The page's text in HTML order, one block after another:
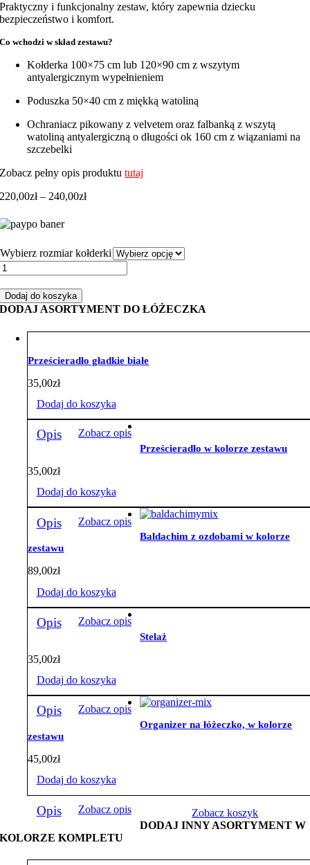
Praktyczny i funkcjonalny zestaw, który zapewnia dziecku
bezpieczeństwo i komfort.
Co wchodzi w skład zestawu?
Kołderka 100×75 cm lub 120×90 cm z wszytym
antyalergicznym wypełnieniem
Poduszka 50×40 cm z miękką watoliną
Ochraniacz pikowany z velvetem oraz falbanką z wszytą
watoliną antyalergiczną o długości ok 160 cm z wiązaniami na
szczebelki
Zobacz pełny opis produktututaj
220,00zł – 240,00złZakres
240,00zł
Wybierz rozmiar kołderki
Dodaj do koszyka
DODAJ ASORTYMENT DO ŁÓŻECZKA
Prześcieradło gładkie białe
35,00zł
Dodaj do koszyka
Opis Zobacz opis
Prześcieradło w kolorze zestawu
35,00zł
Dodaj do koszyka
Opis Zobacz opis
Baldachim z ozdobami w kolorze
zestawu
89,00zł
Dodaj do koszyka
Opis Zobacz opis
Stelaż
35,00zł
Dodaj do koszyka
Opis Zobacz opis
Organizer na łóżeczko, w kolorze
zestawu
45,00zł
Dodaj do koszyka
Opis Zobacz opis
Zobacz koszyk
DODAJ INNY ASORTYMENT W
KOLORZE KOMPLETU